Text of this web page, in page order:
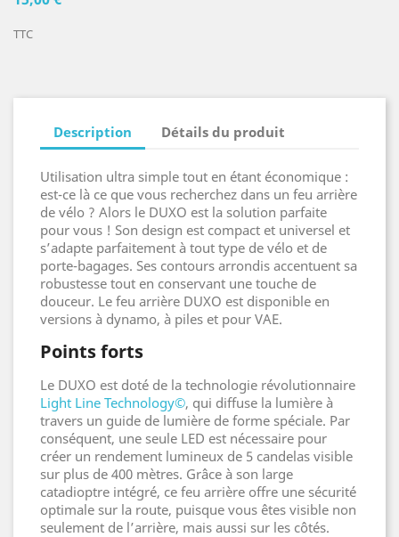
TTC
Description Détails du produit
Utilisation ultra simple tout en étant économique :
est-ce là ce que vous recherchez dans un feu arrière
de vélo ? Alors le DUXO est la solution parfaite
pour vous ! Son design est compact et universel et
s’adapte parfaitement à tout type de vélo et de
porte-bagages. Ses contours arrondis accentuent sa
robustesse tout en conservant une touche de
douceur. Le feu arrière DUXO est disponible en
versions à dynamo, à piles et pour VAE.
Points forts
Le DUXO est doté de la technologie révolutionnaire
Light Line Technology©, qui diffuse la lumière à
travers un guide de lumière de forme spéciale. Par
conséquent, une seule LED est nécessaire pour
créer un rendement lumineux de 5 candelas visible
sur plus de 400 mètres. Grâce à son large
catadioptre intégré, ce feu arrière offre une sécurité
optimale sur la route, puisque vous êtes visible non
seulement de l’arrière, mais aussi sur les côtés.